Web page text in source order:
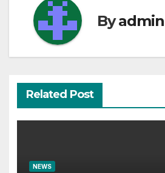
Byadmin
Related Post
NEWS